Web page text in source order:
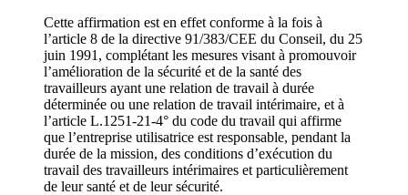
Cette affirmation est en effet conforme à la fois à
l’article 8 de la directive 91/383/CEE du Conseil, du 25
juin 1991, complétant les mesures visant à promouvoir
l’amélioration de la sécurité et de la santé des
travailleurs ayant une relation de travail à durée
déterminée ou une relation de travail intérimaire, et à
l’article L.1251-21-4° du code du travail qui affirme
que l’entreprise utilisatrice est responsable, pendant la
durée de la mission, des conditions d’exécution du
travail des travailleurs intérimaires et particulièrement
de leur santé et de leur sécurité.